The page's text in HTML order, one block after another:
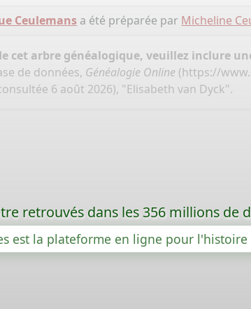
Ceulemans a été préparée par Micheline
cet arbre généalogique, veuillez inclure
de données, Généalogie Online (https://
6 août 2026), "Elisabeth van Dyck".
retrouvés dans les 356 millions de
est la plateforme en ligne pour